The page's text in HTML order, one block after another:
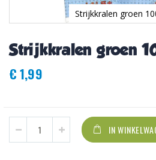
Strijkkralen groen
€ 1,99
IN
Strijkkralen groen
het
van
de